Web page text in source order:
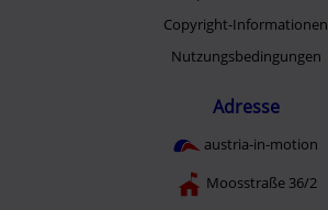
Copyright-Informationen
Nutzungsbedingungen
Adresse
austria-in-motion
Moosstraße 36/2